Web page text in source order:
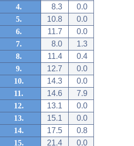
4.
8.3
0.0
5.
10.8
0.0
6.
11.7
0.0
7.
8.0
1.3
8.
11.4
0.4
9.
12.7
0.0
10.
14.3
0.0
11.
14.6
7.9
12.
13.1
0.0
13.
15.1
0.0
14.
17.5
0.8
15.
21.4 0.0